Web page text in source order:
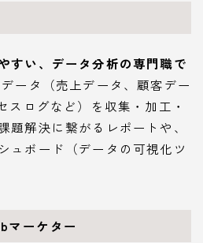
すい、データ分析の専門職で
ータ（売上データ、顧客デー
スログなど）を収集・加工・
題解決に繋がるレポートや、
ュボード（データの可視化ツ
マーケター